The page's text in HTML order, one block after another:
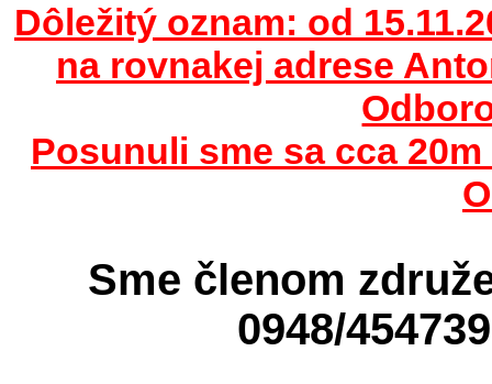
Dôležitý oznam: od
na rovnakej adrese
Posunuli sme sa cca
Sme členom
0948/